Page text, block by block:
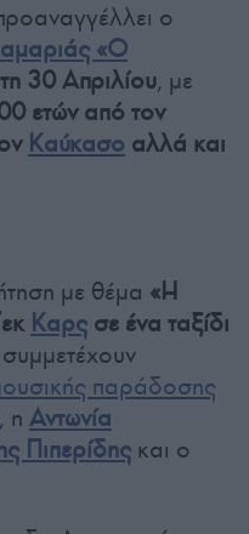
ο
«Ο
30 Απριλίου, με
ετών από τον
Καύκασο αλλά και
με θέμα «Η
Καρς σε ένα ταξίδι
παράδοσης
, η Αντωνία
Πιπερίδης και ο